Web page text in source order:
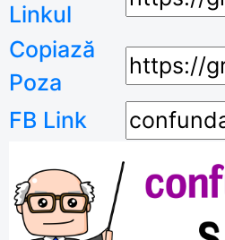
Linkul
Copiază
Poza
FB Link